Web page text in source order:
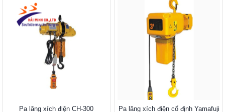
Pa lăng xích điện CH-300
Pa lăng xích điện cố định Yamafuji